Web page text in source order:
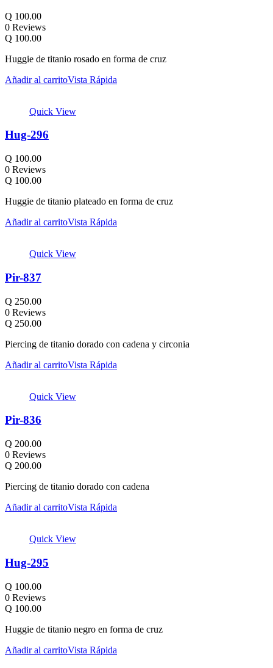
Q 100.00
0 Reviews
Q 100.00
Huggie de titanio rosado en forma de cruz
Añadir al carritoVista Rápida
Quick View
Hug-296
Q 100.00
0 Reviews
Q 100.00
Huggie de titanio plateado en forma de cruz
Añadir al carritoVista Rápida
Quick View
Pir-837
Q 250.00
0 Reviews
Q 250.00
Piercing de titanio dorado con cadena y circonia
Añadir al carritoVista Rápida
Quick View
Pir-836
Q 200.00
0 Reviews
Q 200.00
Piercing de titanio dorado con cadena
Añadir al carritoVista Rápida
Quick View
Hug-295
Q 100.00
0 Reviews
Q 100.00
Huggie de titanio negro en forma de cruz
Añadir al carritoVista Rápida